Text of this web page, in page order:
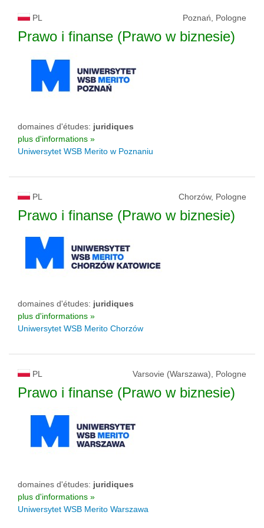
PL Poznań, Pologne
Prawo i finanse (Prawo w biznesie)
domaines d'études: juridiques
plus d'informations »
Uniwersytet WSB Merito w Poznaniu
PL Chorzów, Pologne
Prawo i finanse (Prawo w biznesie)
domaines d'études: juridiques
plus d'informations »
Uniwersytet WSB Merito Chorzów
PL Varsovie (Warszawa), Pologne
Prawo i finanse (Prawo w biznesie)
domaines d'études: juridiques
plus d'informations »
Uniwersytet WSB Merito Warszawa